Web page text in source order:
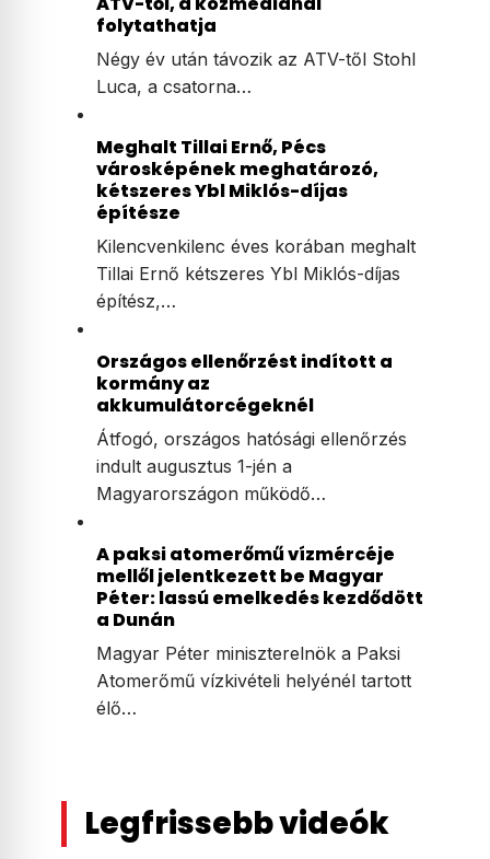
folytathatja
Négy év után távozik az ATV-től Stohl
Luca, a csatorna…
Meghalt Tillai Ernő, Pécs
városképének meghatározó,
kétszeres Ybl Miklós-díjas
építésze
Kilencvenkilenc éves korában meghalt
Tillai Ernő kétszeres Ybl Miklós-díjas
építész,…
Országos ellenőrzést indított a
kormány az
akkumulátorcégeknél
Átfogó, országos hatósági ellenőrzés
indult augusztus 1-jén a
Magyarországon működő…
A paksi atomerőmű vízmércéje
mellől jelentkezett be Magyar
Péter: lassú emelkedés kezdődött
a Dunán
Magyar Péter miniszterelnök a Paksi
Atomerőmű vízkivételi helyénél tartott
élő…
Legfrissebb videók